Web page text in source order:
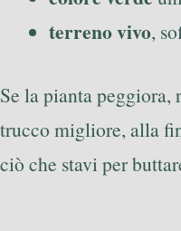
terreno vivo,
Se la pianta
trucco migliore, alla
ciò che stavi per